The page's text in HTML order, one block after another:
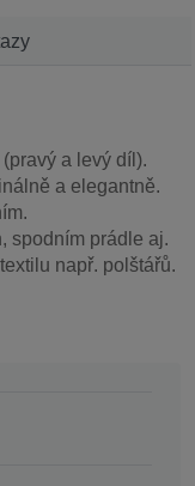
a levý díl).
a elegantně.
spodním prádle aj.
např. polštářů.